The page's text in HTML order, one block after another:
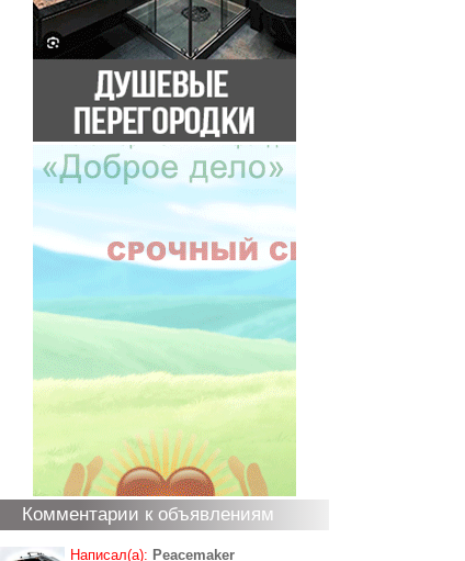
Комментарии к объявлениям
Написал(а): Peacemaker